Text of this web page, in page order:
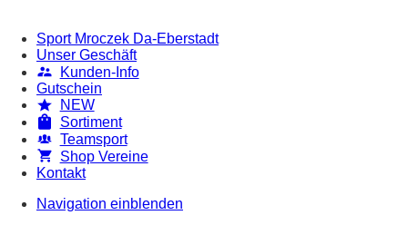
Sport Mroczek Da-Eberstadt
Unser Geschäft
Kunden-Info
Gutschein
NEW
Sortiment
Teamsport
Shop Vereine
Kontakt
Navigation einblenden